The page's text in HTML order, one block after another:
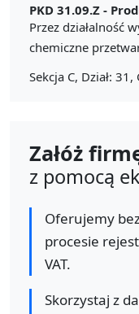
PKD 31.09.Z -
Przez działalność
chemiczne
Sekcja C, Dział:
Załóż
z pomocą
Oferujemy
procesie
VAT.
Skorzystaj z